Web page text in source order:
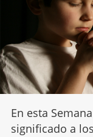
En esta
significado a